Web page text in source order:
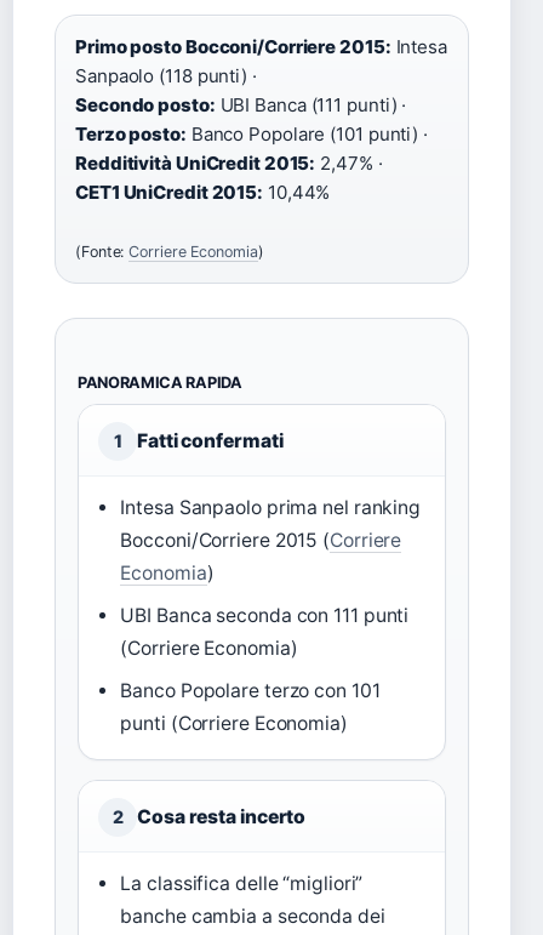
Primo posto Bocconi/Corriere 2015: Intesa
Sanpaolo (118 punti) ·
Secondo posto: UBI Banca (111 punti) ·
Terzo posto: Banco Popolare (101 punti) ·
Redditività UniCredit 2015: 2,47% ·
CET1 UniCredit 2015: 10,44%
(Fonte:Corriere Economia)
PANORAMICA RAPIDA
1 Fatti confermati
Intesa Sanpaolo prima nel ranking
Bocconi/Corriere 2015 (Corriere
Economia)
UBI Banca seconda con 111 punti
(Corriere Economia)
Banco Popolare terzo con 101
punti (Corriere Economia)
2 Cosa resta incerto
La classifica delle “migliori”
banche cambia a seconda dei